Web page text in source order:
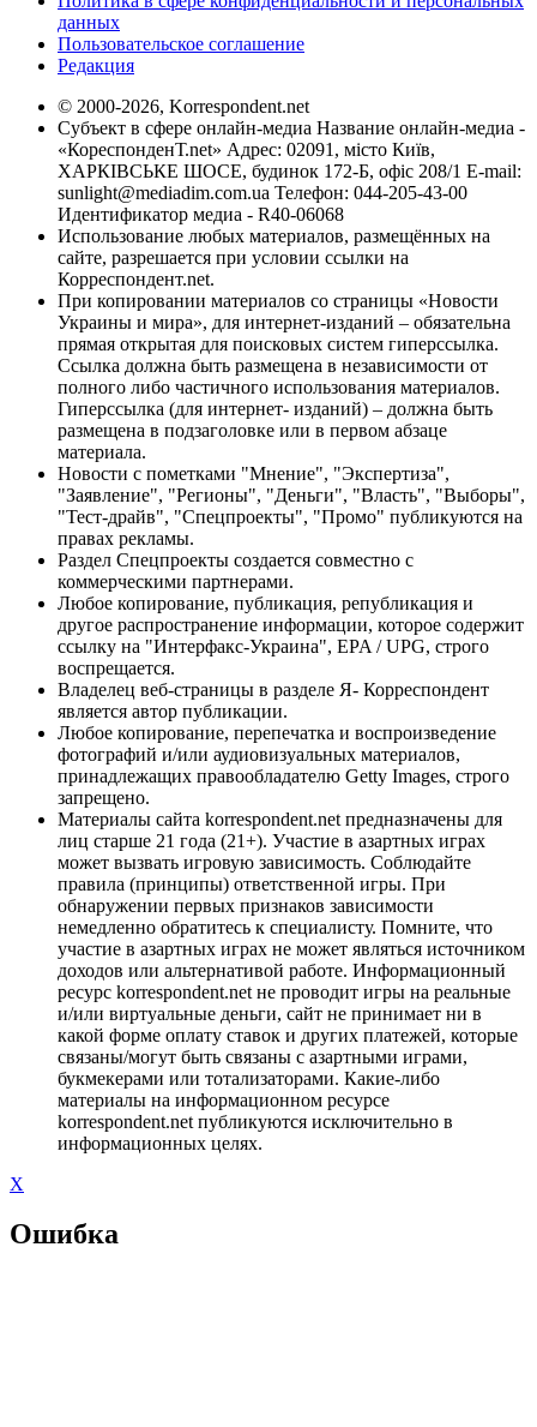
данных
Пользовательское соглашение
Редакция
© 2000-2026, Korrespondent.net
Субъект в сфере онлайн-медиа Название онлайн-медиа -
«КореспонденТ.net» Адрес: 02091, місто Київ,
ХАРКІВСЬКЕ ШОСЕ, будинок 172-Б, офіс 208/1 E-mail:
sunlight@mediadim.com.ua Телефон: 044-205-43-00
Идентификатор медиа - R40-06068
Использование любых материалов, размещённых на
сайте, разрешается при условии ссылки на
Корреспондент.net.
При копировании материалов со страницы «Новости
Украины и мира», для интернет-изданий – обязательна
прямая открытая для поисковых систем гиперссылка.
Ссылка должна быть размещена в независимости от
полного либо частичного использования материалов.
Гиперссылка (для интернет- изданий) – должна быть
размещена в подзаголовке или в первом абзаце
материала.
Новости с пометками "Мнение", "Экспертиза",
"Заявление", "Регионы", "Деньги", "Власть", "Выборы",
"Тест-драйв", "Спецпроекты", "Промо" публикуются на
правах рекламы.
Раздел Спецпроекты создается совместно с
коммерческими партнерами.
Любое копирование, публикация, републикация и
другое распространение информации, которое содержит
ссылку на "Интерфакс-Украина", EPA / UPG, строго
воспрещается.
Владелец веб-страницы в разделе Я- Корреспондент
является автор публикации.
Любое копирование, перепечатка и воспроизведение
фотографий и/или аудиовизуальных материалов,
принадлежащих правообладателю Getty Images, строго
запрещено.
Материалы сайта korrespondent.net предназначены для
лиц старше 21 года (21+). Участие в азартных играх
может вызвать игровую зависимость. Соблюдайте
правила (принципы) ответственной игры. При
обнаружении первых признаков зависимости
немедленно обратитесь к специалисту. Помните, что
участие в азартных играх не может являться источником
доходов или альтернативой работе. Информационный
ресурс korrespondent.net не проводит игры на реальные
и/или виртуальные деньги, сайт не принимает ни в
какой форме оплату ставок и других платежей, которые
связаны/могут быть связаны с азартными играми,
букмекерами или тотализаторами. Какие-либо
материалы на информационном ресурсе
korrespondent.net публикуются исключительно в
информационных целях.
X
Ошибка